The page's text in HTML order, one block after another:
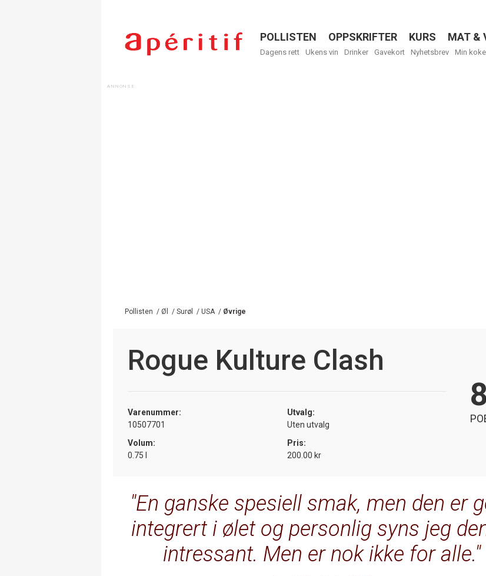
Menu
POLLISTEN OPPSKRIFTER KURS MAT &
Dagens rett Ukens vin Drinker Gavekort Nyhetsbrev Min
Pollisten / Øl / Surøl / USA / Øvrige
Rogue Kulture Clash
Varenummer:
10507701
Utvalg:
Uten utvalg
Volum:
0.75 l
Pris:
200.00 kr
En ganske spesiell smak, men den er
integrert i ølet og personlig syns jeg
intressant. Men er nok ikke for alle.